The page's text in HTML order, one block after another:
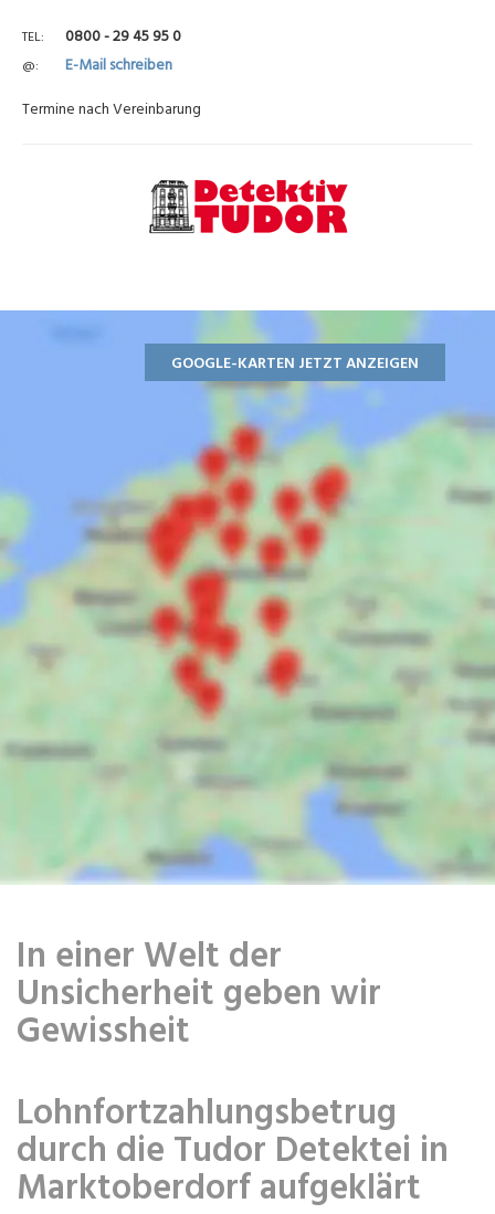
TEL 0800 - 29 45 95 0
@
E-Mail schreiben
Termine nach Vereinbarung
GOOGLE-KARTEN JETZT ANZEIGEN
In einer Welt der
Unsicherheit geben wir
Gewissheit
Lohnfortzahlungsbetrug
durch die Tudor Detektei in
Marktoberdorf aufgeklärt